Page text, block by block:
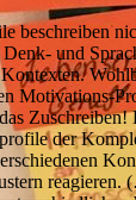
beschreiben
und
Motivations-
der
reagieren.